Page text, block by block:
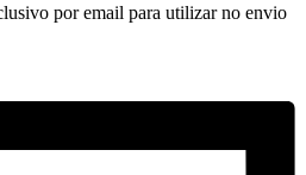
por email para utilizar no envio